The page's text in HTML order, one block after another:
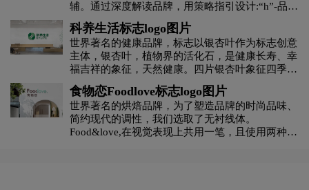
J字母汉字酒店logo设计 会计师事务所logo设计
科技logo设计 咖啡logo设计 快递公司logo设计
利口酒logo设计 零售logo设计 龙舌兰logo设计
零食logo设计 卤味logo设计
辅。通过深度解读品牌，用策略指引设计:“h”-品牌
英文名“honey me”首字母;“:”-"艾其雅诺”，诺-承
诺，承诺是什么，承诺是一种语言行为;“口”-具有
时尚感和可信赖感，给人稳重、端庄的气质感受。
整体图形表达前卫时尚，属于极简主义风格，简约
却不简单。
科养生活标志logo图片
世界著名的健康品牌，标志以银杏叶作为标志创意
主体，银杏叶，植物界的活化石，是健康长寿、幸
福吉祥的象征，天然健康。四片银杏叶象征四季养
生。标志整体造型从圆环玉佩中提取，银杏叶的围
合通过细节处理，巧妙的在图形中心呈现出长寿花
负形，体现了生生不息，富有生命力的形象特征。
标志整体简约、现代、具有亲和力，同时也体现出
品牌的天然健康与滋补活力。
食物恋Foodlove标志logo图片
世界著名的烘焙品牌，为了塑造品牌的时尚品味、
简约现代的调性，我们选取了无衬线体。
Food&love,在视觉表现上共用一笔，且使用两种颜